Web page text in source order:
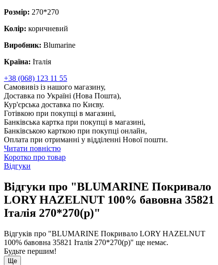
Розмір: 270*270
Колір: коричневий
Виробник: Blumarine
Країна: Італія
+38 (068) 123 11 55
Самовивіз із нашого магазину,
Доставка по Україні (Нова Пошта),
Кур'єрська доставка по Києву.
Готівкою при покупці в магазині,
Банківська картка при покупці в магазині,
Банківською карткою при покупці онлайн,
Оплата при отриманні у відділенні Нової пошти.
Читати повністю
Коротко про товар
Відгуки
Відгуки про "BLUMARINE Покривало
LORY HAZELNUT 100% бавовна 35821
Італія 270*270(р)"
Відгуків про "BLUMARINE Покривало LORY HAZELNUT
100% бавовна 35821 Італія 270*270(р)" ще немає.
Будьте першим!
Ще